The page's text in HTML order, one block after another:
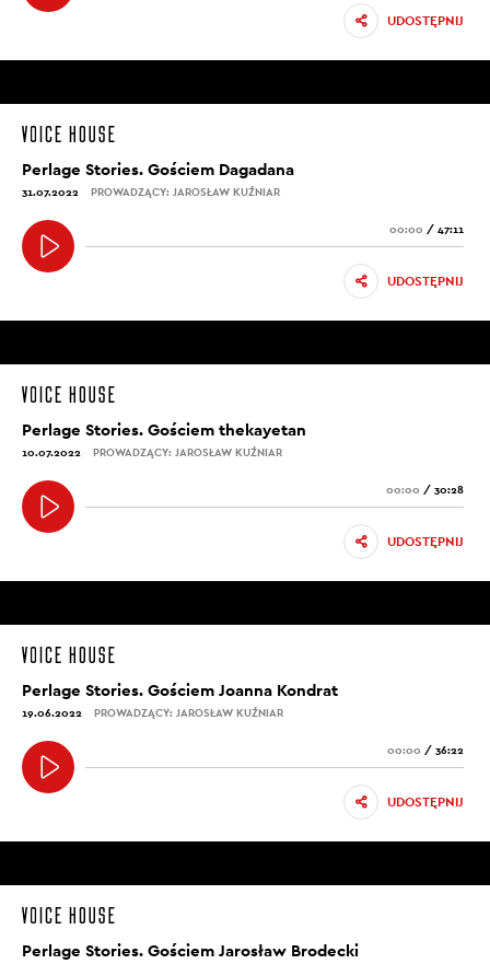
UDOSTĘPNIJ
Perlage Stories. Gościem Dagadana
31.07.2022 PROWADZĄCY: JAROSŁAW KUŹNIAR
00:00 / 47:11
UDOSTĘPNIJ
Perlage Stories. Gościem thekayetan
10.07.2022 PROWADZĄCY: JAROSŁAW KUŹNIAR
00:00 / 30:28
UDOSTĘPNIJ
Perlage Stories. Gościem Joanna Kondrat
19.06.2022 PROWADZĄCY: JAROSŁAW KUŹNIAR
00:00 / 36:22
UDOSTĘPNIJ
Perlage Stories. Gościem Jarosław Brodecki